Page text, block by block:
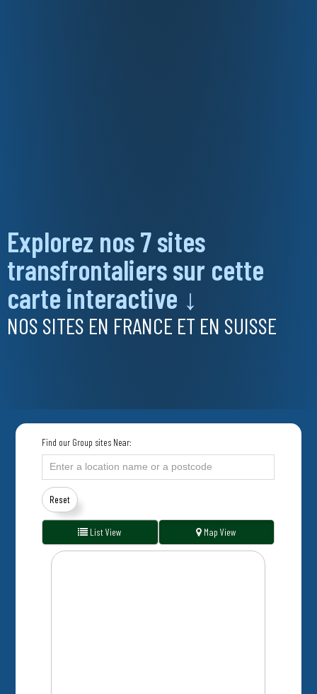
Explorez nos 7 sites
transfrontaliers sur cette
carte interactive ↓
NOS SITES EN FRANCE ET EN SUISSE